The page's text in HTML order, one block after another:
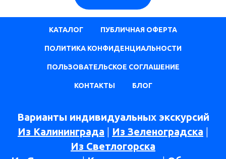
КАТАЛОГ ПУБЛИЧНАЯ ОФЕРТА
ПОЛИТИКА КОНФИДЕНЦИАЛЬНОСТИ
ПОЛЬЗОВАТЕЛЬСКОЕ СОГЛАШЕНИЕ
КОНТАКТЫ БЛОГ
Варианты индивидуальных экскурсий
Из Калининграда
Из Зеленоградска
Из Светлогорска